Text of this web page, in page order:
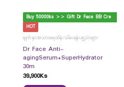
B
uy 50000ks >> Gift Dr Face BB Cream
HOT
မျက်နှာအသားရေထိန်းသိမ်းရန်ပစ္စည်းများ
Dr Face Anti-
agingSerum+SuperHydrator
30m
39,900Ks